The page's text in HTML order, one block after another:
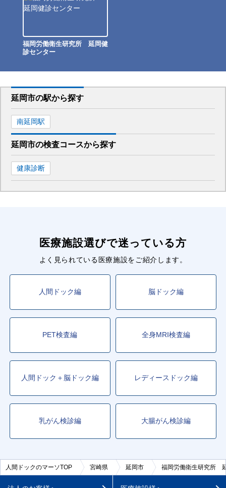
福岡労働衛生研究所 延岡健
診センター
延岡市の駅から探す
南延岡駅
延岡市の検査コースから探す
健康診断
医療施設選びで迷っている方
よく見られている医療施設をご紹介します。
人間ドック編 脳ドック編
PET検査編 全身MRI検査編
人間ドック＋脳ドック編 レディースドック編
乳がん検診編 大腸がん検診編
人間ドックのマーソTOP 宮崎県 延岡市 福岡労働衛生研究所